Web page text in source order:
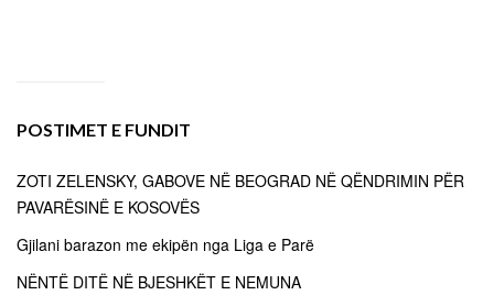
POSTIMET E FUNDIT
ZOTI ZELENSKY, GABOVE NË BEOGRAD NË QËNDRIMIN PËR
PAVARËSINË E KOSOVËS
Gjilani barazon me ekipën nga Liga e Parë
NËNTË DITË NË BJESHKËT E NEMUNA